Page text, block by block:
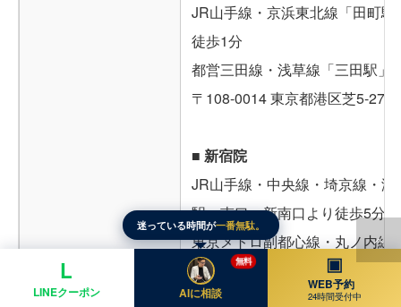
JR山手線・京浜東北線「田町
徒歩1分
都営三田線・浅草線「三田駅」
〒108-0014 東京都港区芝5-27-
■ 新宿院
JR山手線・中央線・埼京線・
駅」南口・新南口より徒歩5分
東京メトロ副都心線・丸ノ内線
丁目駅」E8出口より徒歩1分
JR山手線・総武線「代々木駅
迷っている時間が一番無駄。
L
LINEクーポン AIに相談
無料 ▣
WEB予約
24時間受付中